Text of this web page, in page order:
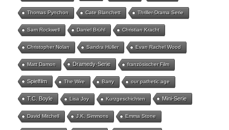
Thomas Pynchon Cate Blanchett Thriller-Drama Serie
Sam Rockwell Daniel Brühl Christian Kracht
Christopher Nolan Sandra Hüller Evan Rachel Wood
Matt Damon Dramedy-Serie französischer Film
Spielfilm The Wire Barry our pathetic age
T.C. Boyle Lisa Joy Kurzgeschichten Mini-Serie
David Mitchell J.K. Simmons Emma Stone